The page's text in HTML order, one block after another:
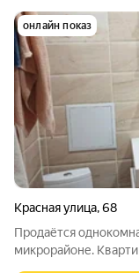
онлайн показ
Красная улица,68
Продаётся
микрорайоне.